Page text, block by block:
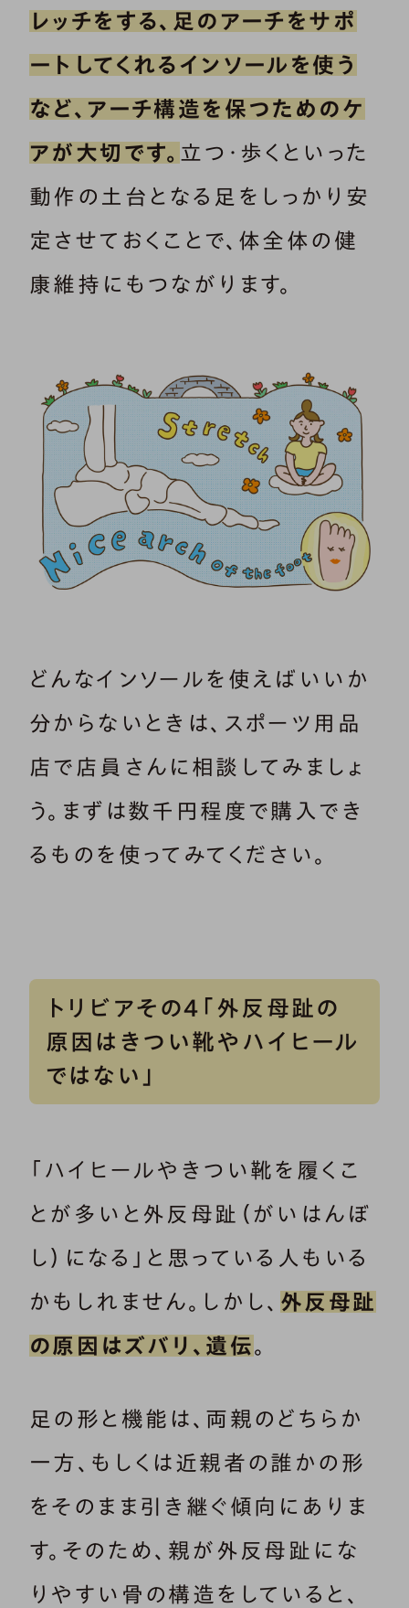
レッチをする、足のアーチをサポ
ートしてくれるインソールを使う
など、アーチ構造を保つためのケ
アが大切です。 立つ・歩くといった
動作の土台となる足をしっかり安
定させておくことで、体全体の健
康維持にもつながります。
どんなインソールを使えばいいか
分からないときは、スポーツ用品
店で店員さんに相談してみましょ
う。まずは数千円程度で購入でき
るものを使ってみてください。
トリビアその4「外反母趾の
原因はきつい靴やハイヒール
ではない」
「ハイヒールやきつい靴を履くこ
とが多いと外反母趾（がいはんぼ
し）になる」と思っている人もいる
かもしれません。しかし、 外反母趾
の原因はズバリ、遺伝。
足の形と機能は、両親のどちらか
一方、もしくは近親者の誰かの形
をそのまま引き継ぐ傾向にありま
す。そのため、親が外反母趾にな
りやすい骨の構造をしていると、